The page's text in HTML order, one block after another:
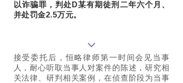
以诈骗罪，判处D某有期徒刑二年六个月、
并处罚金2.5万元。
接受委托后，恒略律师第一时间会见当事
人，耐心听取当事人对案件的陈述，研究相
关法律、研判相关案例，在侦查阶段为当事